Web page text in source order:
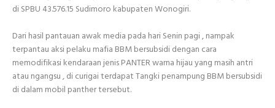
di SPBU 43.576.15 Sudimoro kabupaten Wonogiri.
Dari hasil pantauan awak media pada hari Senin pagi , nampak
terpantau aksi pelaku mafia BBM bersubsidi dengan cara
memodifikasi kendaraan jenis PANTER warna hijau yang masih antri
atau ngangsu , di curigai terdapat Tangki penampung BBM bersubsidi
di dalam mobil panther tersebut.